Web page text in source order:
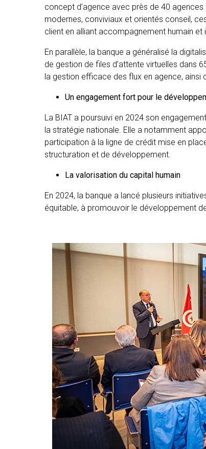
concept d’agence avec près de 40
modernes, conviviaux et orientés conseil,
client en alliant accompagnement humain et
En parallèle, la banque a généralisé la
de gestion de files d’attente virtuelles dans
la gestion efficace des flux en agence, ainsi
Un engagement fort pour le
La BIAT a poursuivi en 2024 son
la stratégie nationale. Elle a notamment
participation à la ligne de crédit mise en
structuration et de développement.
La valorisation du capital humain
En 2024, la banque a lancé plusieurs
équitable, à promouvoir le développement